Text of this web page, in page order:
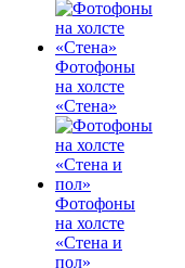
Фотофоны
на холсте
«Стена»
Фотофоны
на холсте
«Стена и
пол»